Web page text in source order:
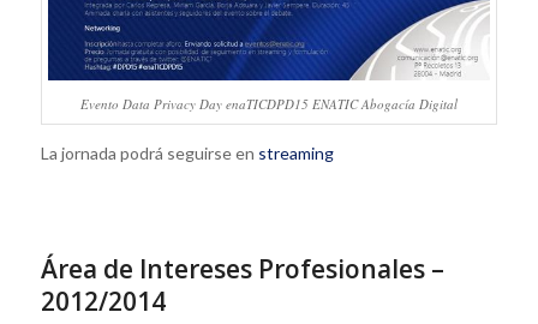
Evento Data Privacy Day enaTICDPD15 ENATIC Abogacía Digital
La jornada podrá seguirse en streaming
Área de Intereses Profesionales –
2012/2014